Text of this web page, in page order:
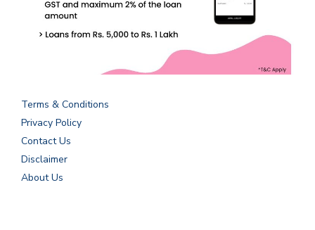
Terms & Conditions
Privacy Policy
Contact Us
Disclaimer
About Us